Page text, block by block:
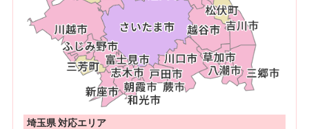
埼玉県 対応エリア